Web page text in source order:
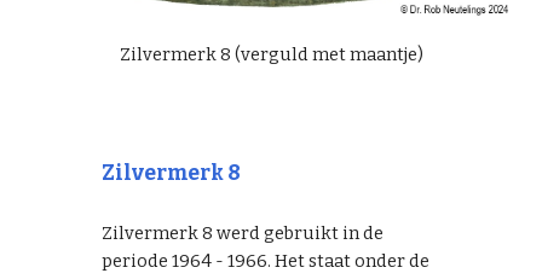
Zilvermerk 8 (verguld met maantje)
Zilvermerk 8
Zilvermerk 8 werd gebruikt in de
periode 1964 - 1966. Het staat onder de